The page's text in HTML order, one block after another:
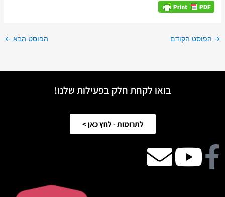
→ הפוסט הקודם הפוסט הבא ←
בואו לקחת חלק בפעילות שלנו!
לתרומות - לחץ כאן >
Facebook
Youtube
email